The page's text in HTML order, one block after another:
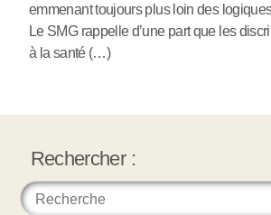
emmenant toujours plus loin des
Le SMG rappelle d’une part que les
à la santé (…)
Rechercher :